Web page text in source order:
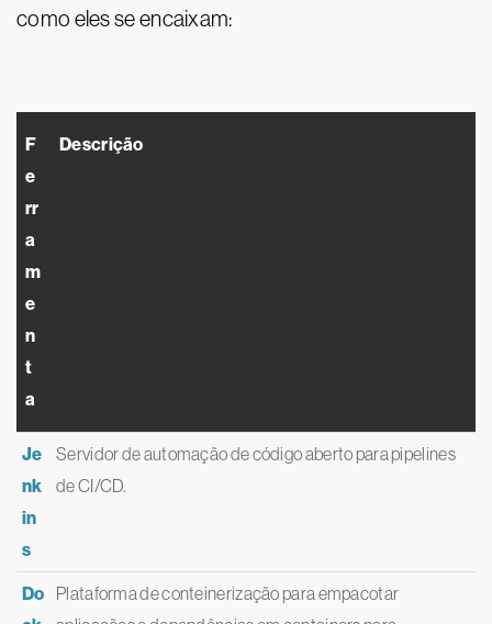
como eles se encaixam:
F
e
rr
a
m
e
n
t
a
Descrição
Je
nk
in
s
Servidor de automação de código aberto para pipelines
de CI/CD.
Do
Plataforma de conteinerização para empacotar